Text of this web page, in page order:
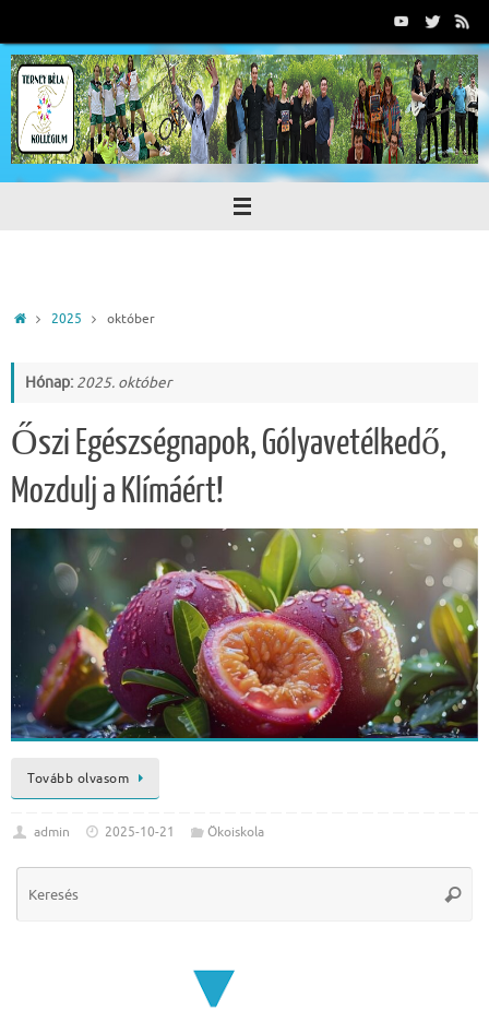
tartalomra
Home2025 október
Hónap: 2025. október
Őszi Egészségnapok, Gólyavetélkedő,
Mozdulj a Klímáért!
Tovább olvasom
admin 2025-10-21 Ökoiskola